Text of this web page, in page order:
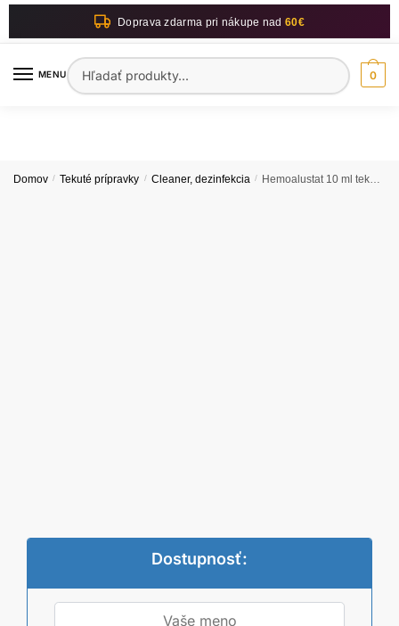
Skip
Skip
Doprava zdarma pri nákupe nad60€
MENUHľadať:
0
Domov / Tekuté prípravky / Cleaner, dezinfekcia / Hemoalustat 10 ml tekutina na zastavenie krvácania
Dostupnosť: